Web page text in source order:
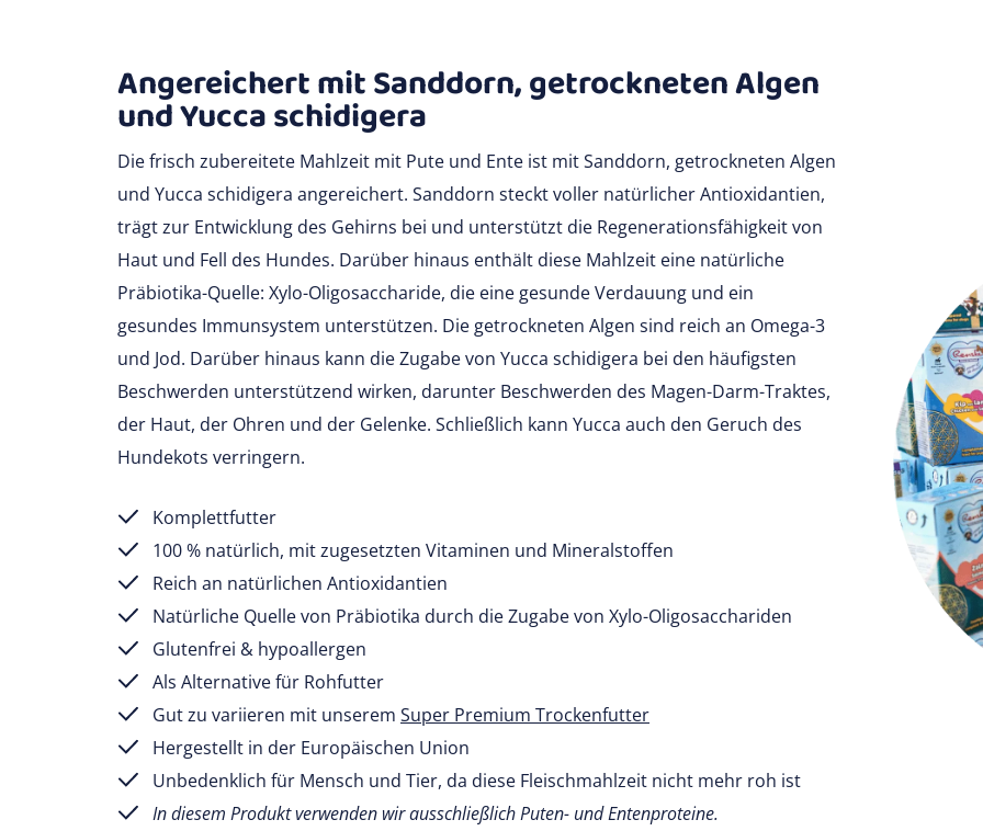
Angereichert mit Sanddorn, getrockneten Algen
und Yucca schidigera
Die frisch zubereitete Mahlzeit mit Pute und Ente ist mit Sanddorn, getrockneten Algen
und Yucca schidigera angereichert. Sanddorn steckt voller natürlicher Antioxidantien,
trägt zur Entwicklung des Gehirns bei und unterstützt die Regenerationsfähigkeit von
Haut und Fell des Hundes. Darüber hinaus enthält diese Mahlzeit eine natürliche
Präbiotika-Quelle: Xylo-Oligosaccharide, die eine gesunde Verdauung und ein
gesundes Immunsystem unterstützen. Die getrockneten Algen sind reich an Omega-3
und Jod. Darüber hinaus kann die Zugabe von Yucca schidigera bei den häufigsten
Beschwerden unterstützend wirken, darunter Beschwerden des Magen-Darm-Traktes,
der Haut, der Ohren und der Gelenke. Schließlich kann Yucca auch den Geruch des
Hundekots verringern.
Komplettfutter
100 % natürlich, mit zugesetzten Vitaminen und Mineralstoffen
Reich an natürlichen Antioxidantien
Natürliche Quelle von Präbiotika durch die Zugabe von Xylo-Oligosacchariden
Glutenfrei & hypoallergen
Als Alternative für Rohfutter
Gut zu variieren mit unserem Super Premium Trockenfutter
Hergestellt in der Europäischen Union
Unbedenklich für Mensch und Tier, da diese Fleischmahlzeit nicht mehr roh ist
In diesem Produkt verwenden wir ausschließlich Puten- und Entenproteine.